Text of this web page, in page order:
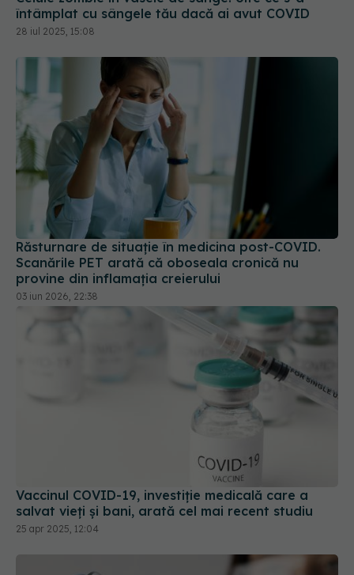
Răsturnare de situație în medicina post-COVID.
Scanările PET arată că oboseala cronică nu
provine din inflamația creierului
03 iun 2026, 22:38
salvat vieți și bani, arată cel mai recent studiu